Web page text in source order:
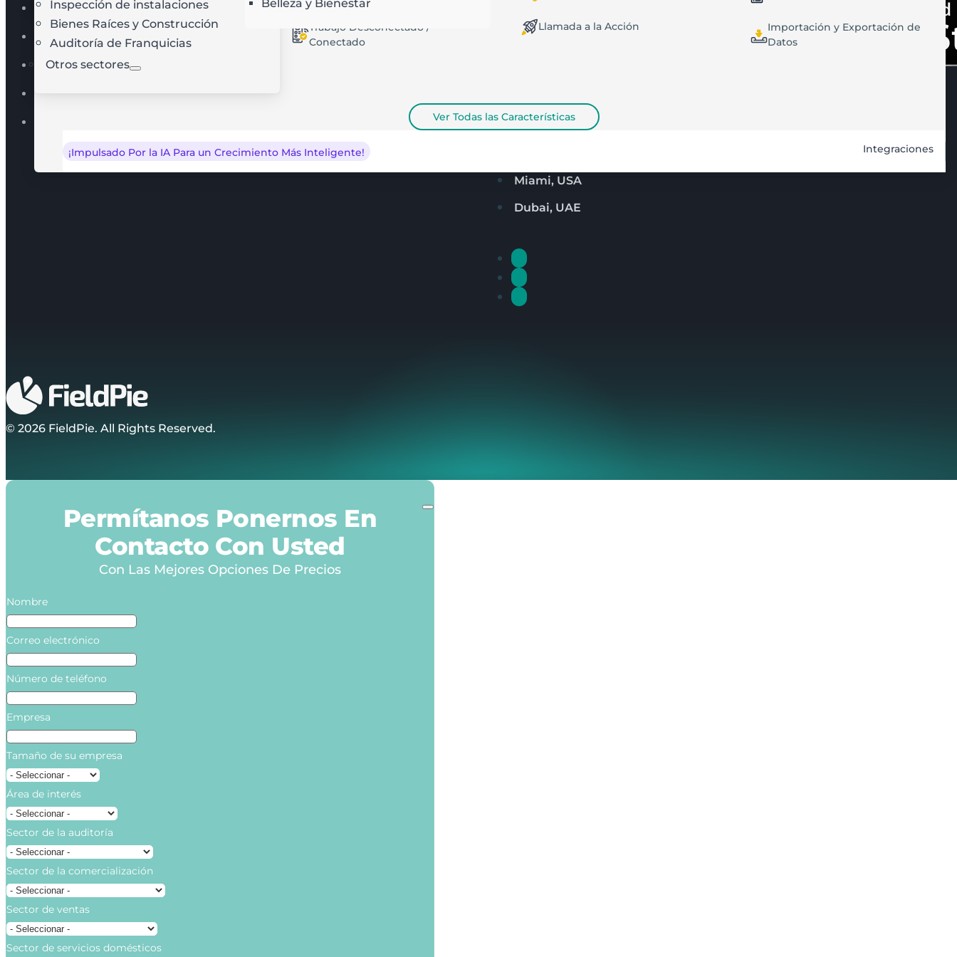
Trabajo Desconectado /
Conectado
Llamada a la Acción
Importación y Exportación de
Datos
Ver Todas las Características
¡Impulsado Por la IA Para un Crecimiento Más Inteligente! Integraciones
Inspección de instalaciones
Bienes Raíces y Construcción
Auditoría de Franquicias
Otros sectores
Belleza y Bienestar
Reportes en Tiempo Real
Gestión de Trabajos & Tareas
Reservas en Línea
Centro de Ayuda
CONTÁCTENOS
info@fieldpie.com
Miami, USA
Dubai, UAE
© 2026 FieldPie. All Rights Reserved.
Permítanos Ponernos En
Contacto Con Usted
Con Las Mejores Opciones De Precios
Nombre
Correo electrónico
Número de teléfono
Empresa
Tamaño de su empresa
Área de interés
Sector de la auditoría
Sector de la comercialización
Sector de ventas
Sector de servicios domésticos